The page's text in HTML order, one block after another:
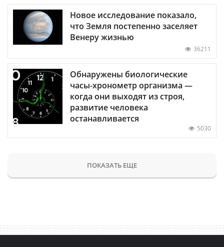
Новое исследование показало,
что Земля постепенно заселяет
Венеру жизнью
36211
Обнаружены биологические
часы-хронометр организма —
когда они выходят из строя,
развитие человека
останавливается
5030
ПОКАЗАТЬ ЕЩЕ